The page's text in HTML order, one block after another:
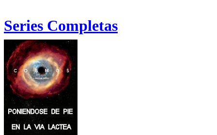
Series Completas